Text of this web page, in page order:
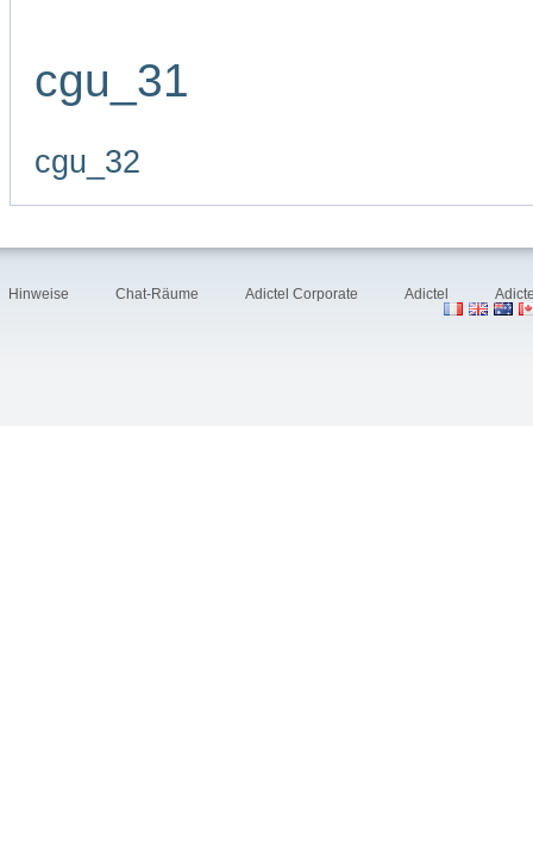
cgu_31
cgu_32
Hinweise Chat-Räume Adictel Corporate Adictel